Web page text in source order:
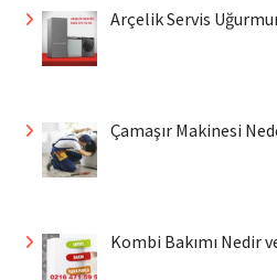
Arçelik Servis
Çamaşır Makinesi
Kombi Bakımı Nedir